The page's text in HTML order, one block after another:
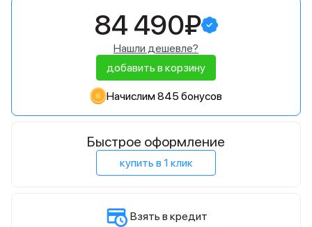
84 490₽
Нашли дешевле?
добавить в корзину
Начислим 845 бонусов
Быстрое оформление
купить в 1 клик
Взять в кредит